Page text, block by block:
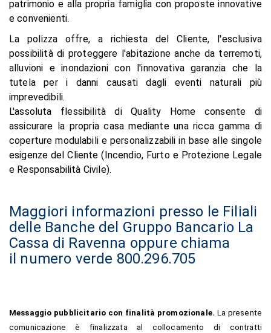
patrimonio e alla propria famiglia con proposte innovative
e convenienti.
La polizza offre, a richiesta del Cliente, l'esclusiva
possibilità di proteggere l'abitazione anche da terremoti,
alluvioni e inondazioni con l'innovativa garanzia che la
tutela per i danni causati dagli eventi naturali più
imprevedibili.
L'assoluta flessibilità di Quality Home consente di
assicurare la propria casa mediante una ricca gamma di
coperture modulabili e personalizzabili in base alle singole
esigenze del Cliente (Incendio, Furto e Protezione Legale
e Responsabilità Civile).
Maggiori informazioni presso le Filiali
delle Banche del Gruppo Bancario La
Cassa di Ravenna oppure chiama
il numero verde 800.296.705
Messaggio pubblicitario con finalità promozionale. La presente
comunicazione è finalizzata al collocamento di contratti